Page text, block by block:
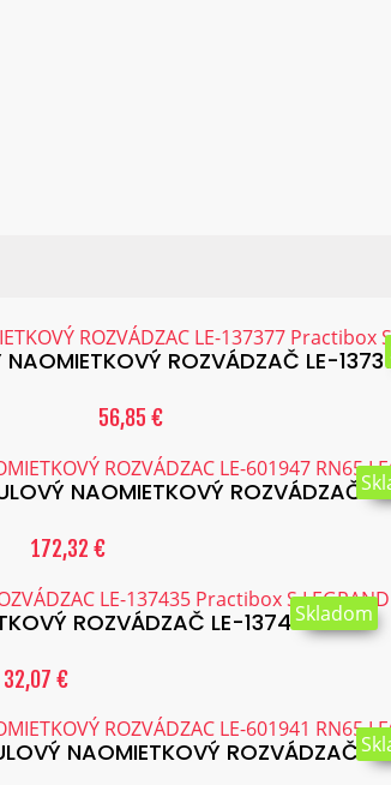
ROZVÁDZAČ LE-
56,85 €
NAOMIETKOVÝ ROZVÁDZAČ...
172,32 €
ROZVÁDZAČ LE-137435...
32,07 €
Skladom
NAOMIETKOVÝ ROZVÁDZAČ...